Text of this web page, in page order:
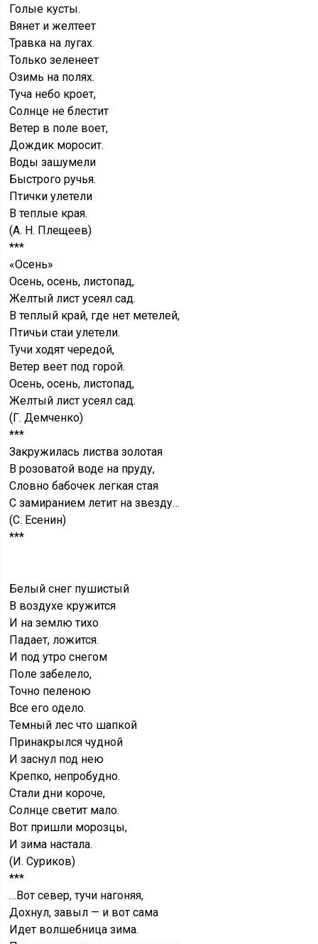
Голые кусты.
Вянет и желтеет
Травка на лугах.
Только зеленеет
Озимь на полях.
Туча небо кроет,
Солнце не блестит
Ветер в поле воет,
Дождик моросит.
Воды зашумели
Быстрого ручья.
Птички улетели
В теплые края.
(А. Н. Плещеев)
***
«Осень»
Осень, осень, листопад,
Желтый лист усеял сад.
В теплый край, где нет метелей,
Птичьи стаи улетели.
Тучи ходят чередой,
Ветер веет под горой.
Осень, осень, листопад,
Желтый лист усеял сад.
(Г. Демченко)
***
Закружилась листва золотая
В розоватой воде на пруду,
Словно бабочек легкая стая
С замиранием летит на звезду…
(С. Есенин)
***
Белый снег пушистый
В воздухе кружится
И на землю тихо
Падает, ложится.
И под утро снегом
Поле забелело,
Точно пеленою
Все его одело.
Темный лес что шапкой
Принакрылся чудной
И заснул под нею
Крепко, непробудно.
Стали дни короче,
Солнце светит мало.
Вот пришли морозцы,
И зима настала.
(И. Суриков)
***
…Вот север, тучи нагоняя,
Дохнул, завыл — и вот сама
Идет волшебница зима.